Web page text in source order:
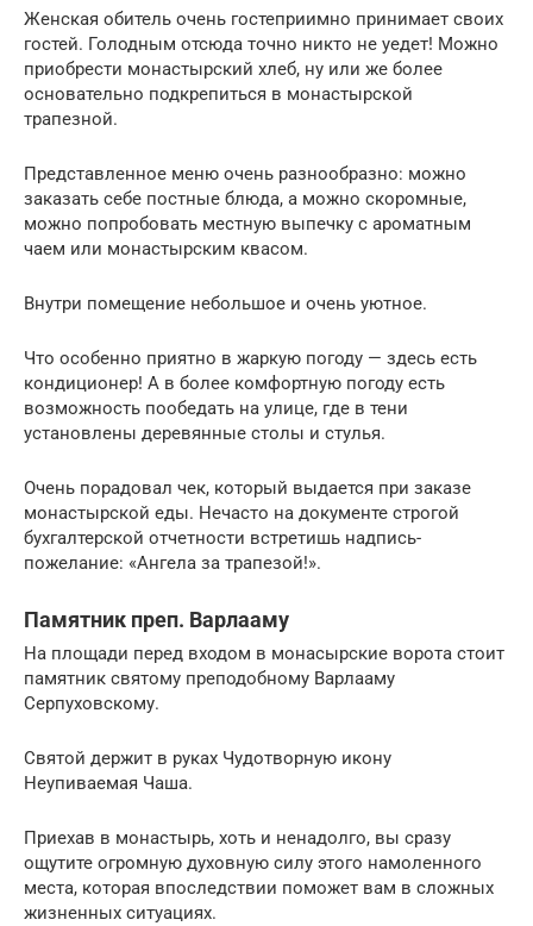
Женская обитель очень гостеприимно принимает своих
гостей. Голодным отсюда точно никто не уедет! Можно
приобрести монастырский хлеб, ну или же более
основательно подкрепиться в монастырской
трапезной.
Представленное меню очень разнообразно: можно
заказать себе постные блюда, а можно скоромные,
можно попробовать местную выпечку с ароматным
чаем или монастырским квасом.
Внутри помещение небольшое и очень уютное.
Что особенно приятно в жаркую погоду — здесь есть
кондиционер! А в более комфортную погоду есть
возможность пообедать на улице, где в тени
установлены деревянные столы и стулья.
Очень порадовал чек, который выдается при заказе
монастырской еды. Нечасто на документе строгой
бухгалтерской отчетности встретишь надпись-
пожелание: «Ангела за трапезой!».
Памятник преп. Варлааму
На площади перед входом в монасырские ворота стоит
памятник святому преподобному Варлааму
Серпуховскому.
Святой держит в руках Чудотворную икону
Неупиваемая Чаша.
Приехав в монастырь, хоть и ненадолго, вы сразу
ощутите огромную духовную силу этого намоленного
места, которая впоследствии поможет вам в сложных
жизненных ситуациях.